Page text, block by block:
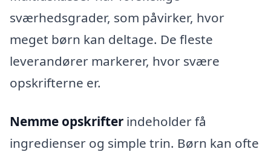
sværhedsgrader, som påvirker, hvor
meget børn kan deltage. De fleste
leverandører markerer, hvor svære
opskrifterne er.
Nemme opskrifter indeholder få
ingredienser og simple trin. Børn kan ofte